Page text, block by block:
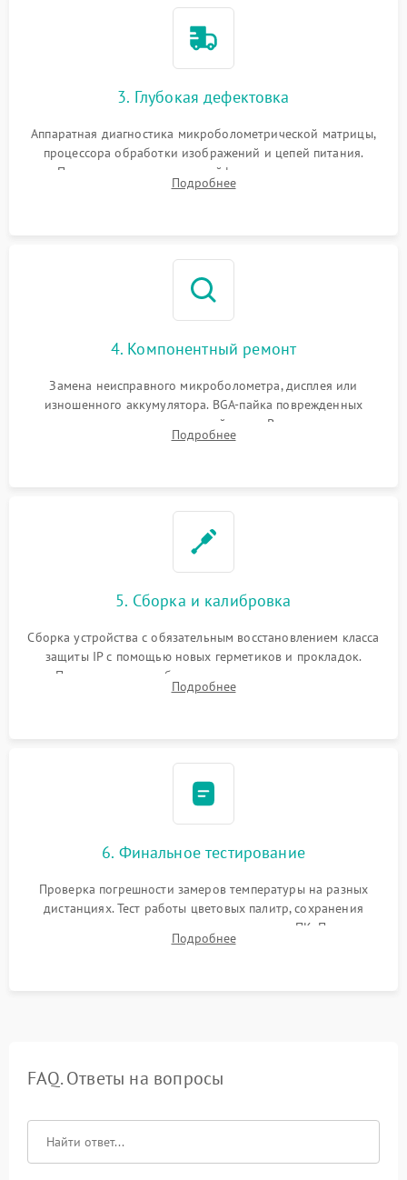
3. Глубокая дефектовка
Аппаратная диагностика микроболометрической матрицы,
процессора обработки изображений и цепей питания.
Проверка целостности шлейфов, модуля памяти и
интерфейсов связи. Выявление сгоревших SMD-компонентов
Подробнее
4. Компонентный ремонт
Замена неисправного микроболометра, дисплея или
изношенного аккумулятора. BGA-пайка поврежденных
контроллеров на материнской плате. Восстановление
разъемов и кнопок, замена поврежденных элементов
Подробнее
5. Сборка и калибровка
Сборка устройства с обязательным восстановлением класса
защиты IP с помощью новых герметиков и прокладок.
Программная калибровка матрицы по эталонному
абсолютно черному телу для точного измерения температур.
Подробнее
6. Финальное тестирование
Проверка погрешности замеров температуры на разных
дистанциях. Тест работы цветовых палитр, сохранения
термограмм в память и передачи данных на ПК. Проверка
автономности работы и итоговый контроль качества.
Подробнее
FAQ. Ответы на вопросы